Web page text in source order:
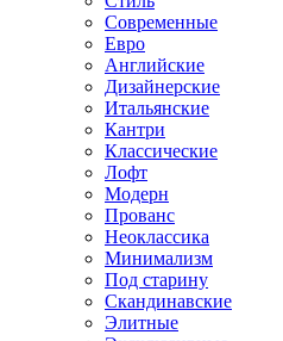
Современные
Евро
Английские
Дизайнерские
Итальянские
Кантри
Классические
Лофт
Модерн
Прованс
Неоклассика
Минимализм
Под старину
Скандинавские
Элитные